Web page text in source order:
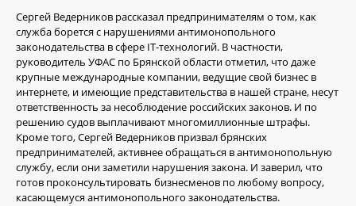
Сергей Ведерников рассказал предпринимателям о том, как
служба борется с нарушениями антимонопольного
законодательства в сфере IT-технологий. В частности,
руководитель УФАС по Брянской области отметил, что даже
крупные международные компании, ведущие свой бизнес в
интернете, и имеющие представительства в нашей стране, несут
ответственность за несоблюдение российских законов. И по
решению судов выплачивают многомиллионные штрафы.
Кроме того, Сергей Ведерников призвал брянских
предпринимателей, активнее обращаться в антимонопольную
службу, если они заметили нарушения закона. И заверил, что
готов проконсультировать бизнесменов по любому вопросу,
касающемуся антимонопольного законодательства.